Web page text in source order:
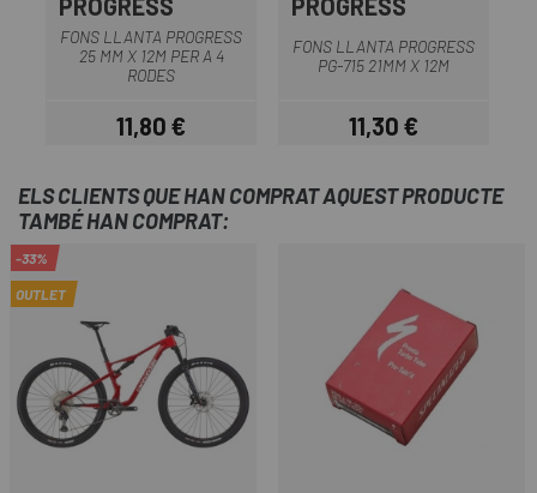
PROGRESS
FONS LLANTA PROGRESS
25 MM X 12M PER A 4
RODES
Preu
11,80 €
PROGRESS
FONS LLANTA PROGRESS
PG-715 21MM X 12M
Preu
11,30 €
ELS CLIENTS QUE HAN COMPRAT AQUEST PRODUCTE
TAMBÉ HAN COMPRAT:
-33%
OUTLET